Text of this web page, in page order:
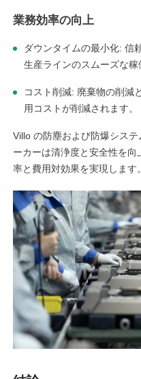
業務効率の向上
ダウンタイムの最小化: 信
生産ラインのスムーズな稼
コスト削減: 廃棄物の削減
用コストが削減されます。
Villo の防塵および防爆シス
ーカーは清浄度と安全性を
率と費用対効果を実現します。